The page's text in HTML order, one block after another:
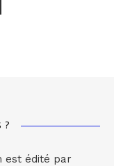
?
est édité par